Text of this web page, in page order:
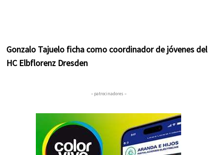
Gonzalo Tajuelo ficha como coordinador de jóvenes del
HC Elbflorenz Dresden
– patrocinadores –